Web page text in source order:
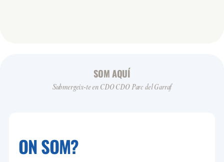
SOM AQUÍ
Submergeix-te en CDO CDO Parc del Garraf
ON SOM?